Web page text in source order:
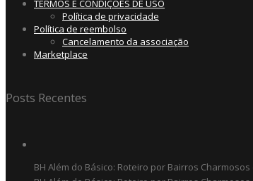
TERMOS E CONDIÇÕES DE USO
Política de privacidade
Política de reembolso
Cancelamento da associação
Marketplace
Posts Recentes
BH Além do Básico: Roteiro por Bairros